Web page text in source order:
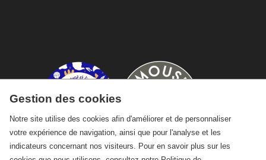
Gestion des cookies
Notre site utilise des cookies afin d'améliorer et de personnaliser
votre expérience de navigation, ainsi que pour l'analyse et les
indicateurs concernant nos visiteurs. Pour en savoir plus sur les